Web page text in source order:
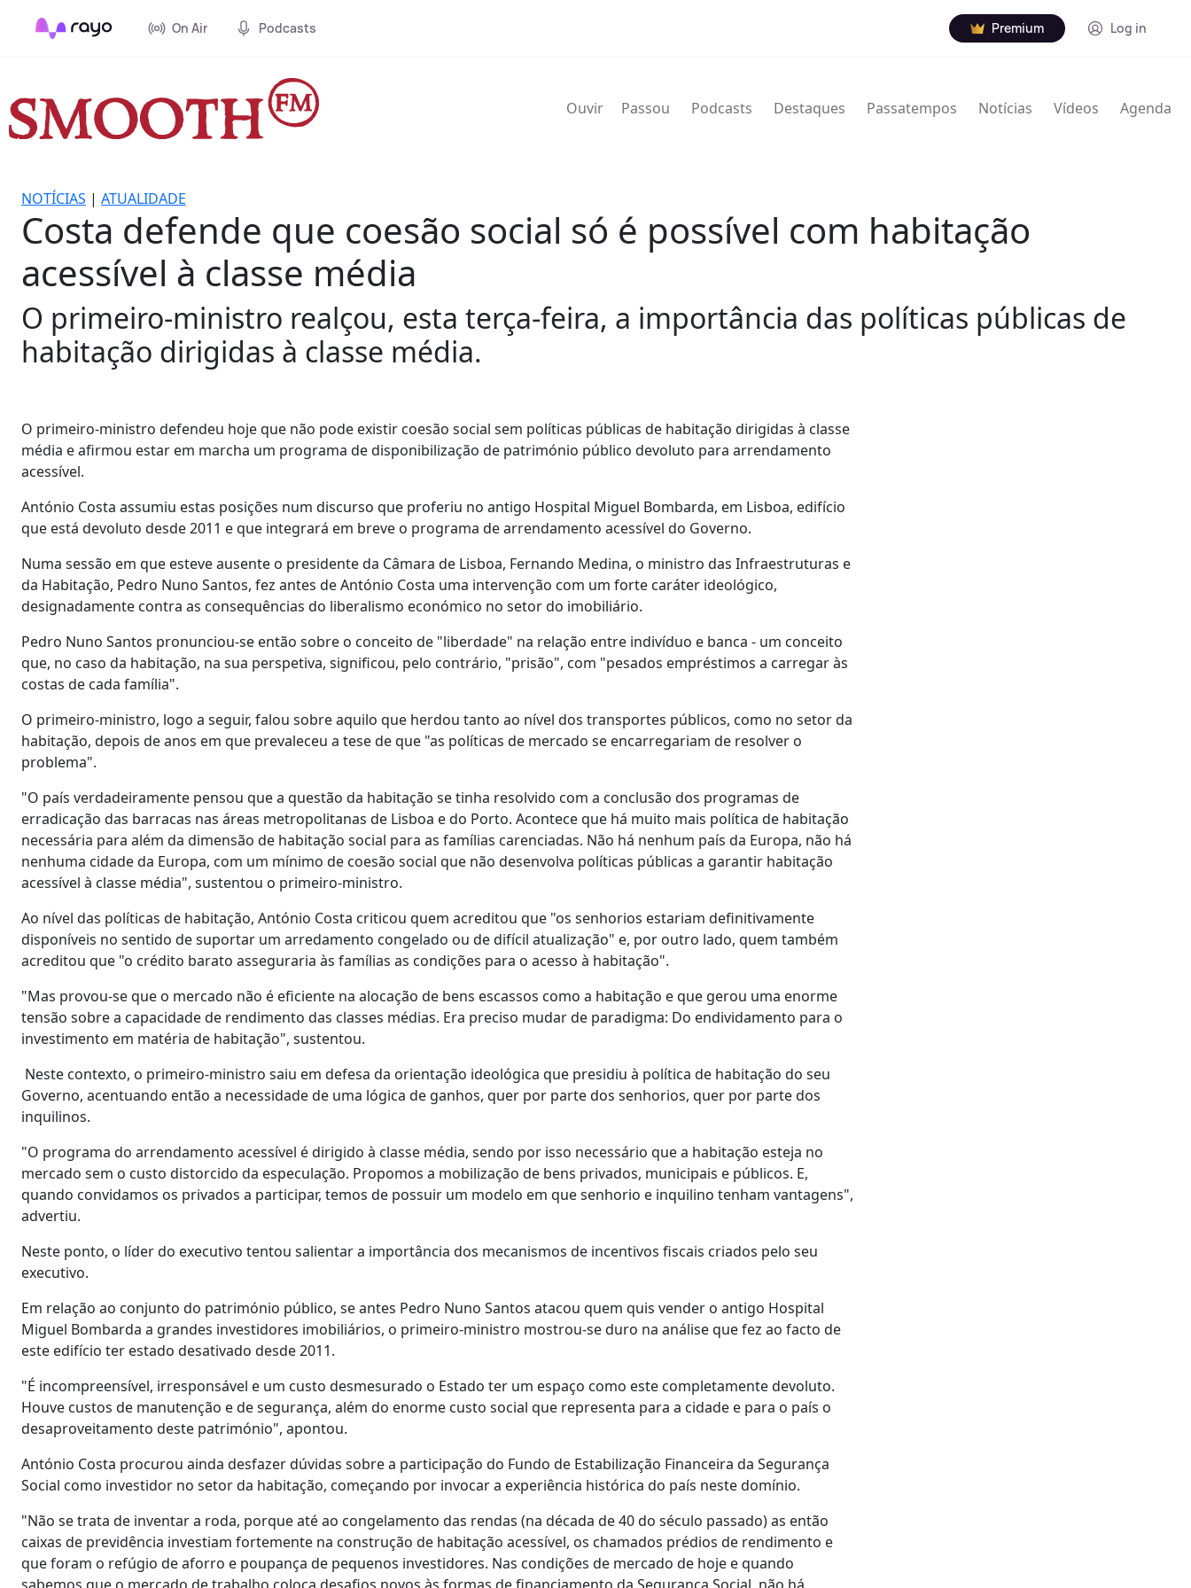
On Air Podcasts Premium Log in
Ouvir Passou Podcasts Destaques Passatempos Notícias Vídeos Agenda
NOTÍCIAS | ATUALIDADE
Costa defende que coesão social só é possível com habitação
acessível à classe média
O primeiro-ministro realçou, esta terça-feira, a importância das políticas públicas de
habitação dirigidas à classe média.
O primeiro-ministro defendeu hoje que não pode existir coesão social sem políticas públicas de habitação dirigidas à classe
média e afirmou estar em marcha um programa de disponibilização de património público devoluto para arrendamento
acessível.
António Costa assumiu estas posições num discurso que proferiu no antigo Hospital Miguel Bombarda, em Lisboa, edifício
que está devoluto desde 2011 e que integrará em breve o programa de arrendamento acessível do Governo.
Numa sessão em que esteve ausente o presidente da Câmara de Lisboa, Fernando Medina, o ministro das Infraestruturas e
da Habitação, Pedro Nuno Santos, fez antes de António Costa uma intervenção com um forte caráter ideológico,
designadamente contra as consequências do liberalismo económico no setor do imobiliário.
Pedro Nuno Santos pronunciou-se então sobre o conceito de "liberdade" na relação entre indivíduo e banca - um conceito
que, no caso da habitação, na sua perspetiva, significou, pelo contrário, "prisão", com "pesados empréstimos a carregar às
costas de cada família".
O primeiro-ministro, logo a seguir, falou sobre aquilo que herdou tanto ao nível dos transportes públicos, como no setor da
habitação, depois de anos em que prevaleceu a tese de que "as políticas de mercado se encarregariam de resolver o
problema".
"O país verdadeiramente pensou que a questão da habitação se tinha resolvido com a conclusão dos programas de
erradicação das barracas nas áreas metropolitanas de Lisboa e do Porto. Acontece que há muito mais política de habitação
necessária para além da dimensão de habitação social para as famílias carenciadas. Não há nenhum país da Europa, não há
nenhuma cidade da Europa, com um mínimo de coesão social que não desenvolva políticas públicas a garantir habitação
acessível à classe média", sustentou o primeiro-ministro.
Ao nível das políticas de habitação, António Costa criticou quem acreditou que "os senhorios estariam definitivamente
disponíveis no sentido de suportar um arredamento congelado ou de difícil atualização" e, por outro lado, quem também
acreditou que "o crédito barato asseguraria às famílias as condições para o acesso à habitação".
"Mas provou-se que o mercado não é eficiente na alocação de bens escassos como a habitação e que gerou uma enorme
tensão sobre a capacidade de rendimento das classes médias. Era preciso mudar de paradigma: Do endividamento para o
investimento em matéria de habitação", sustentou.
Neste contexto, o primeiro-ministro saiu em defesa da orientação ideológica que presidiu à política de habitação do seu
Governo, acentuando então a necessidade de uma lógica de ganhos, quer por parte dos senhorios, quer por parte dos
inquilinos.
"O programa do arrendamento acessível é dirigido à classe média, sendo por isso necessário que a habitação esteja no
mercado sem o custo distorcido da especulação. Propomos a mobilização de bens privados, municipais e públicos. E,
quando convidamos os privados a participar, temos de possuir um modelo em que senhorio e inquilino tenham vantagens",
advertiu.
Neste ponto, o líder do executivo tentou salientar a importância dos mecanismos de incentivos fiscais criados pelo seu
executivo.
Em relação ao conjunto do património público, se antes Pedro Nuno Santos atacou quem quis vender o antigo Hospital
Miguel Bombarda a grandes investidores imobiliários, o primeiro-ministro mostrou-se duro na análise que fez ao facto de
este edifício ter estado desativado desde 2011.
"É incompreensível, irresponsável e um custo desmesurado o Estado ter um espaço como este completamente devoluto.
Houve custos de manutenção e de segurança, além do enorme custo social que representa para a cidade e para o país o
desaproveitamento deste património", apontou.
António Costa procurou ainda desfazer dúvidas sobre a participação do Fundo de Estabilização Financeira da Segurança
Social como investidor no setor da habitação, começando por invocar a experiência histórica do país neste domínio.
"Não se trata de inventar a roda, porque até ao congelamento das rendas (na década de 40 do século passado) as então
caixas de previdência investiam fortemente na construção de habitação acessível, os chamados prédios de rendimento e
que foram o refúgio de aforro e poupança de pequenos investidores. Nas condições de mercado de hoje e quando